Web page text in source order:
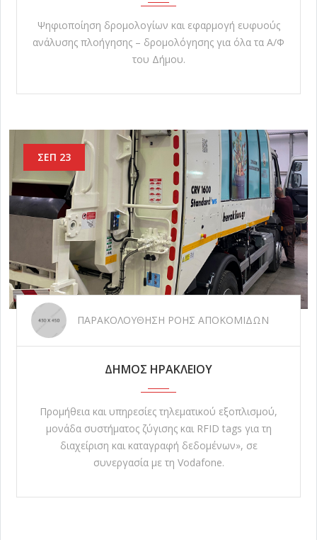
Ψηφιοποίηση δρομολογίων και εφαρμογή ευφυούς
ανάλυσης πλοήγησης – δρομολόγησης για όλα τα Α/Φ
του Δήμου.
ΣΕΠ 23
ΠΑΡΑΚΟΛΟΥΘΗΣΗ ΡΟΗΣ ΑΠΟΚΟΜΙΔΩΝ
ΔΗΜΟΣ ΗΡΑΚΛΕΙΟΥ
Προμήθεια και υπηρεσίες τηλεματικού εξοπλισμού,
μονάδα συστήματος ζύγισης και RFID tags για τη
διαχείριση και καταγραφή δεδομένων», σε
συνεργασία με τη Vodafone.